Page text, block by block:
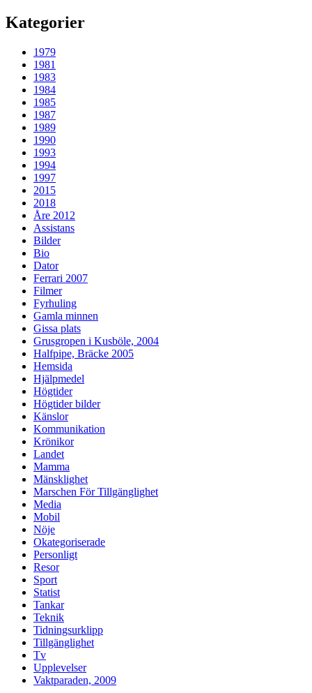
Kategorier
1979
1981
1983
1984
1985
1987
1989
1990
1993
1994
1997
2015
2018
Åre 2012
Assistans
Bilder
Bio
Dator
Ferrari 2007
Filmer
Fyrhuling
Gamla minnen
Gissa plats
Grusgropen i Kusböle, 2004
Halfpipe, Bräcke 2005
Hemsida
Hjälpmedel
Högtider
Högtider bilder
Känslor
Kommunikation
Krönikor
Landet
Mamma
Mänsklighet
Marschen För Tillgänglighet
Media
Mobil
Nöje
Okategoriserade
Personligt
Resor
Sport
Statist
Tankar
Teknik
Tidningsurklipp
Tillgänglighet
Tv
Upplevelser
Vaktparaden, 2009